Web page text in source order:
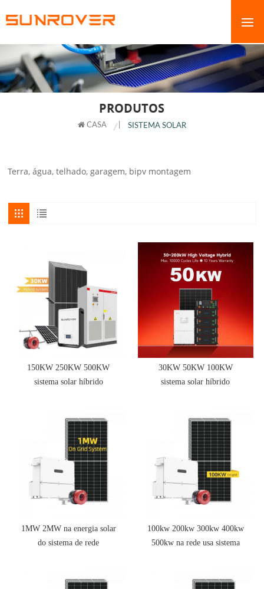
PRODUTOS
CASA SISTEMA SOLAR
Terra, água, telhado, garagem, bipv montagem
150KW 250KW 500KW
sistema solar híbrido
30KW 50KW 100KW
sistema solar híbrido
1MW 2MW na energia solar
do sistema de rede
100kw 200kw 300kw 400kw
500kw na rede usa sistema